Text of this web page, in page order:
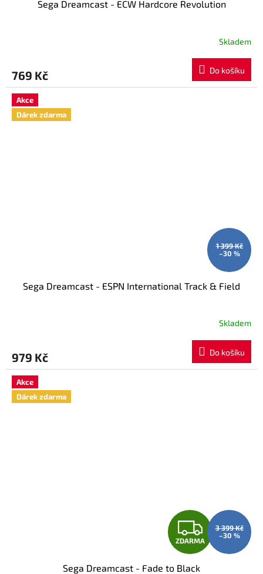
Sega Dreamcast - ECW Hardcore Revolution
Skladem
769 Kč Do košíku
Akce
Dárek zdarma
1 399 Kč
–30 %
Sega Dreamcast - ESPN International Track & Field
Skladem
979 Kč Do košíku
Akce
Dárek zdarma
Z
D
ZDARMA
3 399 Kč
–30 %
Sega Dreamcast - Fade to Black